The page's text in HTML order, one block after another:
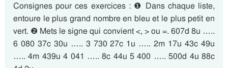
Consignes pour ces exercices : ❶ Dans chaque liste,
entoure le plus grand nombre en bleu et le plus petit en
vert. ❷ Mets le signe qui convient <, > ou =. 607d 8u …..
6 080 37c 30u ….. 3 730 27c 1u ….. 2m 17u 43c 49u
….. 4m 439u 4 041 ….. 8c 44u 5 400 ….. 500d 4u 88c